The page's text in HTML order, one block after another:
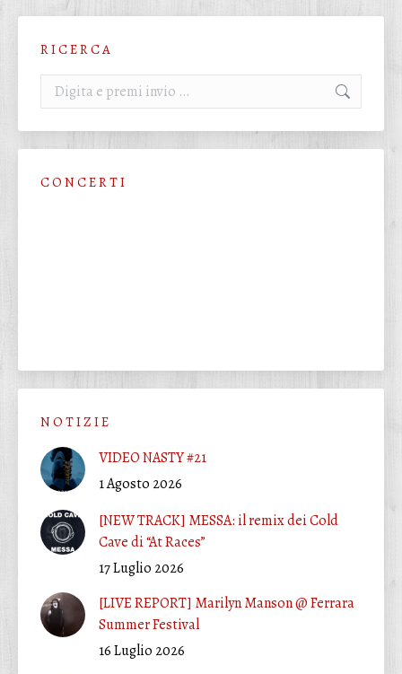
R I C E R C A
Cerca:
C O N C E R T I
N O T I Z I E
VIDEO NASTY #21
1 Agosto 2026
[NEW TRACK] MESSA: il remix dei Cold
Cave di “At Races”
17 Luglio 2026
[LIVE REPORT] Marilyn Manson @ Ferrara
Summer Festival
16 Luglio 2026